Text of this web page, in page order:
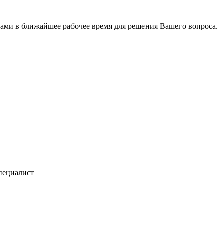
в ближайшее рабочее время для решения Вашего вопроса.